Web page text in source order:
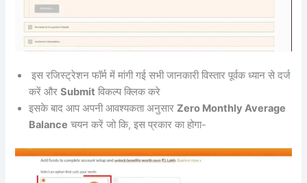
इस रजिस्ट्रेशन फॉर्म में मांगी गई सभी जानकारी विस्तार पूर्वक ध्यान से दर्ज
करें औरSubmit विकल्प क्लिक करे
इसके बाद आप अपनी आवश्यकता अनुसारZero Monthly Average
Balance चयन करें जो कि, इस प्रकार का होगा-